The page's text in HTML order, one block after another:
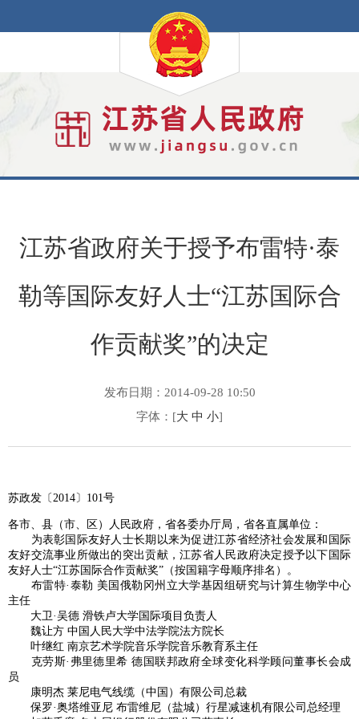
江苏省政府关于授予布雷特·泰
勒等国际友好人士“江苏国际合
作贡献奖”的决定
发布日期：2014-09-28 10:50
字体：[大 中 小]
苏政发〔2014〕101号
各市、县（市、区）人民政府，省各委办厅局，省各直属单位：
为表彰国际友好人士长期以来为促进江苏省经济社会发展和国际
友好交流事业所做出的突出贡献，江苏省人民政府决定授予以下国际
友好人士“江苏国际合作贡献奖”（按国籍字母顺序排名）。
布雷特·泰勒 美国俄勒冈州立大学基因组研究与计算生物学中心
主任
大卫·吴德 滑铁卢大学国际项目负责人
魏让方 中国人民大学中法学院法方院长
叶继红 南京艺术学院音乐学院音乐教育系主任
克劳斯·弗里德里希 德国联邦政府全球变化科学顾问董事长会成
员
康明杰 莱尼电气线缆（中国）有限公司总裁
保罗·奥塔维亚尼 布雷维尼（盐城）行星减速机有限公司总经理